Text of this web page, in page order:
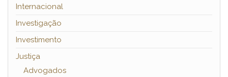
Internacional
Investigação
Investimento
Justiça
Advogados